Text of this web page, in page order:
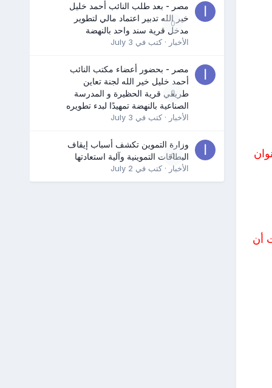
أن
0
مصر - بعد طلب النائب أحمد خليل
خير الله تدبير اعتماد مالي لتطوير
مدخل قرية سند واحد بالنهضة
الأخبار · كتب في July 3
0
مصر - بحضور أعضاء مكتب النائب
أحمد خليل خير الله لجنة تعاين
طريقي قرية الحظيرة و المدرسة
الصناعية بالنهضة تمهيدًا لبدء تطويره
الأخبار · كتب في July 3
0
وزارة التموين تكشف أسباب إيقاف
البطاقات التموينية وآلية استعادتها
الأخبار · كتب في July 2